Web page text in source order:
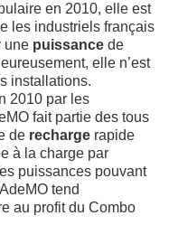
en 2010, elle est
les industriels français
une puissance de
elle n’est
installations.
2010 par les
fait partie des tous
de recharge rapide
à la charge par
puissances pouvant
tend
au profit du Combo